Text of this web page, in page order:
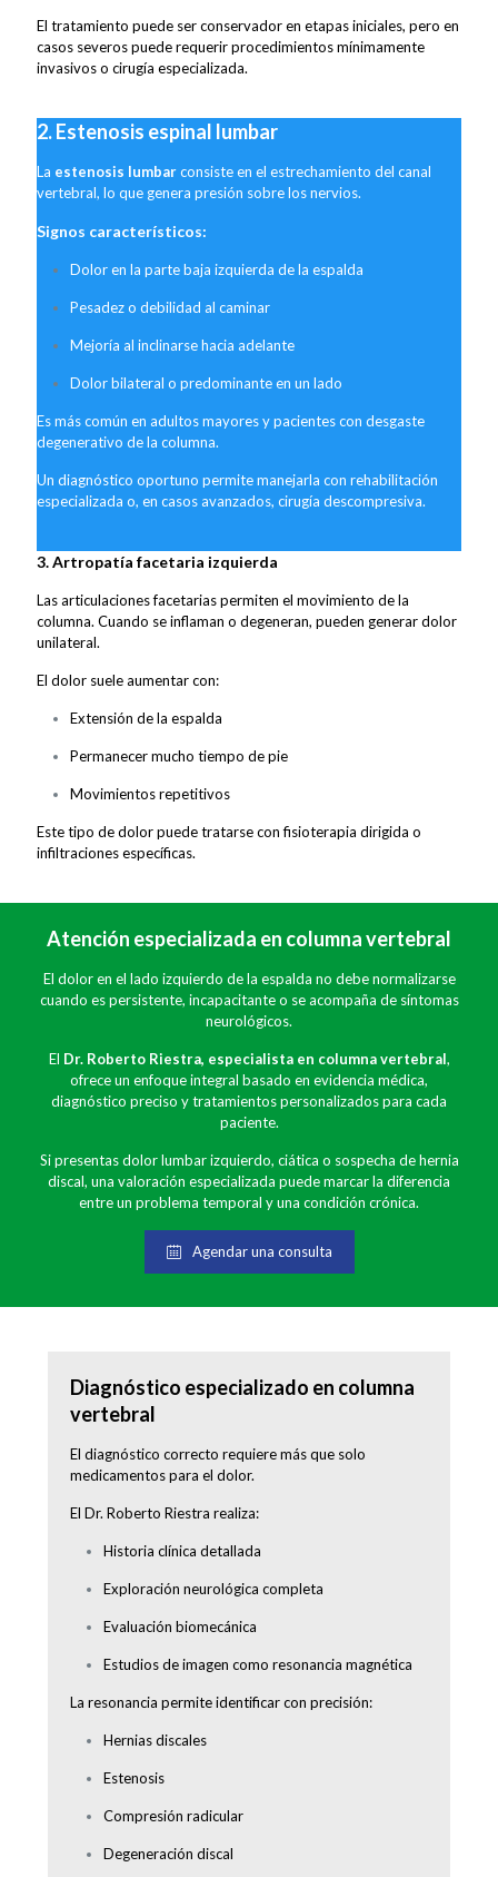
El tratamiento puede ser conservador en etapas iniciales, pero en
casos severos puede requerir procedimientos mínimamente
invasivos o cirugía especializada.
2. Estenosis espinal lumbar
La estenosis lumbarconsiste en el estrechamiento del canal
vertebral, lo que genera presión sobre los nervios.
Signos característicos:
Dolor en la parte baja izquierda de la espalda
Pesadez o debilidad al caminar
Mejoría al inclinarse hacia adelante
Dolor bilateral o predominante en un lado
Es más común en adultos mayores y pacientes con desgaste
degenerativo de la columna.
Un diagnóstico oportuno permite manejarla con rehabilitación
especializada o, en casos avanzados, cirugía descompresiva.
3. Artropatía facetaria izquierda
Las articulaciones facetarias permiten el movimiento de la
columna. Cuando se inflaman o degeneran, pueden generar dolor
unilateral.
El dolor suele aumentar con:
Extensión de la espalda
Permanecer mucho tiempo de pie
Movimientos repetitivos
Este tipo de dolor puede tratarse con fisioterapia dirigida o
infiltraciones específicas.
Atención especializada en columna vertebral
El dolor en el lado izquierdo de la espalda no debe normalizarse
cuando es persistente, incapacitante o se acompaña de síntomas
neurológicos.
El Dr. Roberto Riestra, especialista en columna vertebral,
ofrece un enfoque integral basado en evidencia médica,
diagnóstico preciso y tratamientos personalizados para cada
paciente.
Si presentas dolor lumbar izquierdo, ciática o sospecha de hernia
discal, una valoración especializada puede marcar la diferencia
entre un problema temporal y una condición crónica.
Agendar una consulta
Diagnóstico especializado en columna
vertebral
El diagnóstico correcto requiere más que solo
medicamentos para el dolor.
El Dr. Roberto Riestra realiza:
Historia clínica detallada
Exploración neurológica completa
Evaluación biomecánica
Estudios de imagen como resonancia magnética
La resonancia permite identificar con precisión:
Hernias discales
Estenosis
Compresión radicular
Degeneración discal